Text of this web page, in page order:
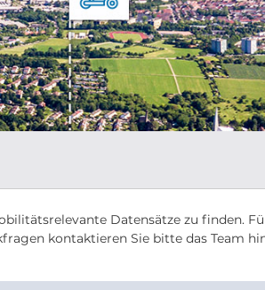
Datensätze zu finden.
kontaktieren Sie bitte das Team